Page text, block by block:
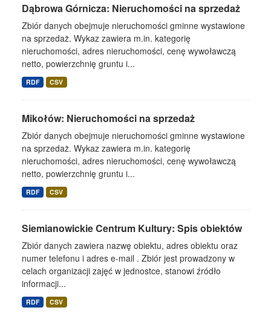
Dąbrowa Górnicza: Nieruchomości na sprzedaż
Zbiór danych obejmuje nieruchomości gminne wystawione
na sprzedaż. Wykaz zawiera m.in. kategorię
nieruchomości, adres nieruchomości, cenę wywoławczą
netto, powierzchnię gruntu i...
RDF CSV
Mikołów: Nieruchomości na sprzedaż
Zbiór danych obejmuje nieruchomości gminne wystawione
na sprzedaż. Wykaz zawiera m.in. kategorię
nieruchomości, adres nieruchomości, cenę wywoławczą
netto, powierzchnię gruntu i...
RDF CSV
Siemianowickie Centrum Kultury: Spis obiektów
Zbiór danych zawiera nazwę obiektu, adres obiektu oraz
numer telefonu i adres e-mail . Zbiór jest prowadzony w
celach organizacji zajęć w jednostce, stanowi źródło
informacji...
RDF CSV